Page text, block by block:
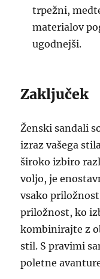
trpežni,
materialov
ugodnejši.
Zaključek
Ženski sandali
izraz vašega
široko izbiro
voljo, je
vsako
priložnost, ko
kombinirajte z
stil. S pravimi
poletne